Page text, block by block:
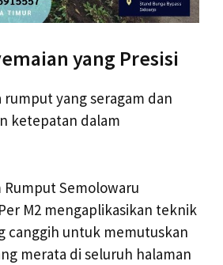
yang Presisi
yang seragam dan
ketepatan dalam
Rumput Semolowaru
M2 mengaplikasikan teknik
canggih untuk memutuskan
merata di seluruh halaman